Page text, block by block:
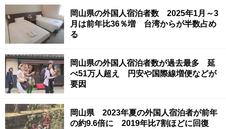
岡山県の外国人宿泊者数 2025年1月～3
月は前年比36％増 台湾からが半数占め
る
岡山県の外国人宿泊者数が過去最多 延
べ51万人超え 円安や国際線増便などが
要因
岡山県 2023年夏の外国人宿泊者が前年
の約9.6倍に 2019年比7割ほどに回復